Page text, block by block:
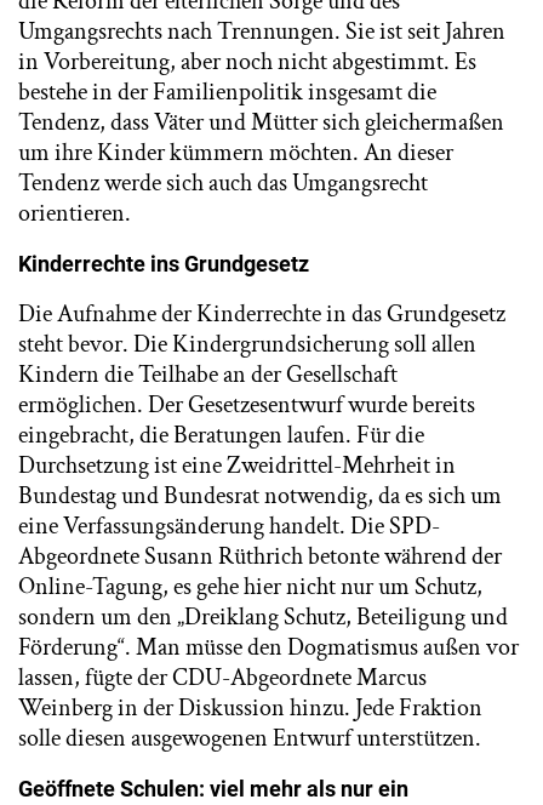
Umgangsrechts nach Trennungen. Sie ist seit Jahren
in Vorbereitung, aber noch nicht abgestimmt. Es
bestehe in der Familienpolitik insgesamt die
Tendenz, dass Väter und Mütter sich gleichermaßen
um ihre Kinder kümmern möchten. An dieser
Tendenz werde sich auch das Umgangsrecht
orientieren.
Kinderrechte ins Grundgesetz
Die Aufnahme der Kinderrechte in das Grundgesetz
steht bevor. Die Kindergrundsicherung soll allen
Kindern die Teilhabe an der Gesellschaft
ermöglichen. Der Gesetzesentwurf wurde bereits
eingebracht, die Beratungen laufen. Für die
Durchsetzung ist eine Zweidrittel-Mehrheit in
Bundestag und Bundesrat notwendig, da es sich um
eine Verfassungsänderung handelt. Die SPD-
Abgeordnete Susann Rüthrich betonte während der
Online-Tagung, es gehe hier nicht nur um Schutz,
sondern um den „Dreiklang Schutz, Beteiligung und
Förderung“. Man müsse den Dogmatismus außen vor
lassen, fügte der CDU-Abgeordnete Marcus
Weinberg in der Diskussion hinzu. Jede Fraktion
solle diesen ausgewogenen Entwurf unterstützen.
Geöffnete Schulen: viel mehr als nur ein